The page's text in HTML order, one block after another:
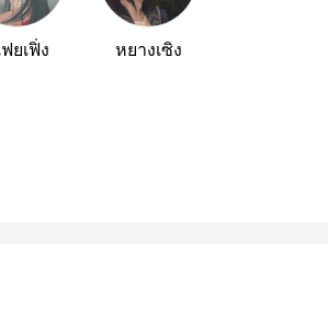
ยเฟิ่ง หยางเซิง